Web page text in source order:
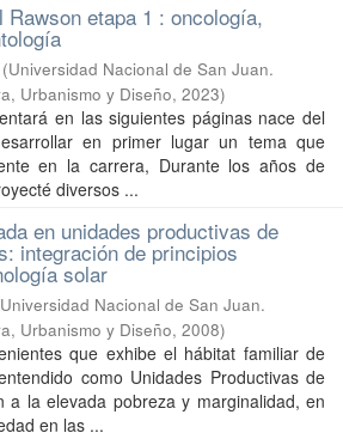
etapa 1 : oncología,
(Universidad Nacional de San Juan.
Urbanismo y Diseño, 2023)
en las siguientes páginas nace del
en primer lugar un tema que
en la carrera, Durante los años de
diversos ...
en unidades productivas de
integración de principios
solar
Universidad Nacional de San Juan.
Urbanismo y Diseño, 2008)
que exhibe el hábitat familiar de
como Unidades Productivas de
a la elevada pobreza y marginalidad, en
en las ...